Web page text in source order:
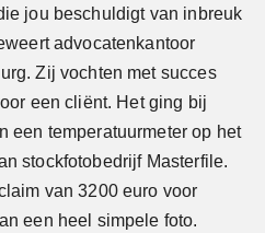
jou beschuldigt van inbreuk
advocatenkantoor
Zij vochten met succes
een cliënt. Het ging bij
een temperatuurmeter op het
stockfotobedrijf Masterfile.
van 3200 euro voor
een heel simpele foto.